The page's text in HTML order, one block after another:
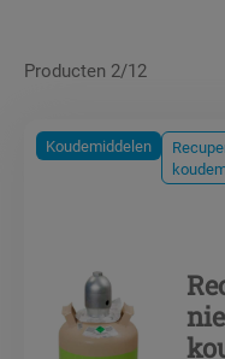
Producten 2/12
Koudemiddelen